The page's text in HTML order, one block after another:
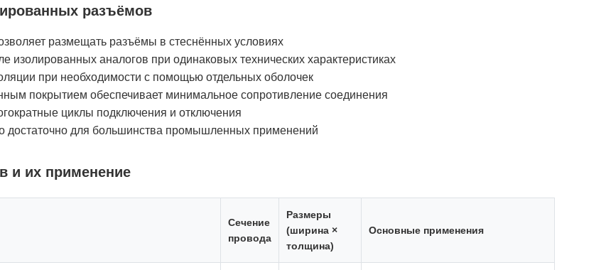
разъёмов
размещать разъёмы в стеснённых условиях
аналогов при одинаковых технических характеристиках
при необходимости с помощью отдельных оболочек
покрытием обеспечивает минимальное сопротивление соединения
циклы подключения и отключения
достаточно для большинства промышленных применений
и их применение
Сечение
провода
Размеры
(ширина ×
толщина)
Основные применения